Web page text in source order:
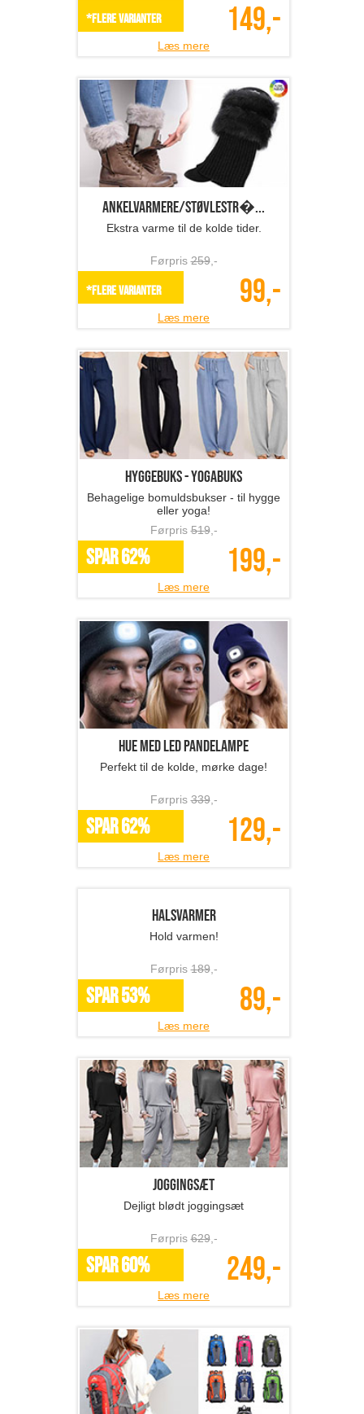
*Flere varianter 149,-
Læs mere
Ankelvarmere/støvlestr�...
Ekstra varme til de kolde tider.
Førpris259,-
*Flere varianter 99,-
Læs mere
Hyggebuks - yogabuks
Behagelige bomuldsbukser - til hygge
eller yoga!
Førpris519,-
SPAR 62% 199,-
Læs mere
Hue med LED pandelampe
Perfekt til de kolde, mørke dage!
Førpris339,-
SPAR 62% 129,-
Læs mere
Halsvarmer
Førpris 189,-
SPAR 53% 89,-
Læs mere
Joggingsæt
629,-
SPAR 60% 249,-
Læs mere